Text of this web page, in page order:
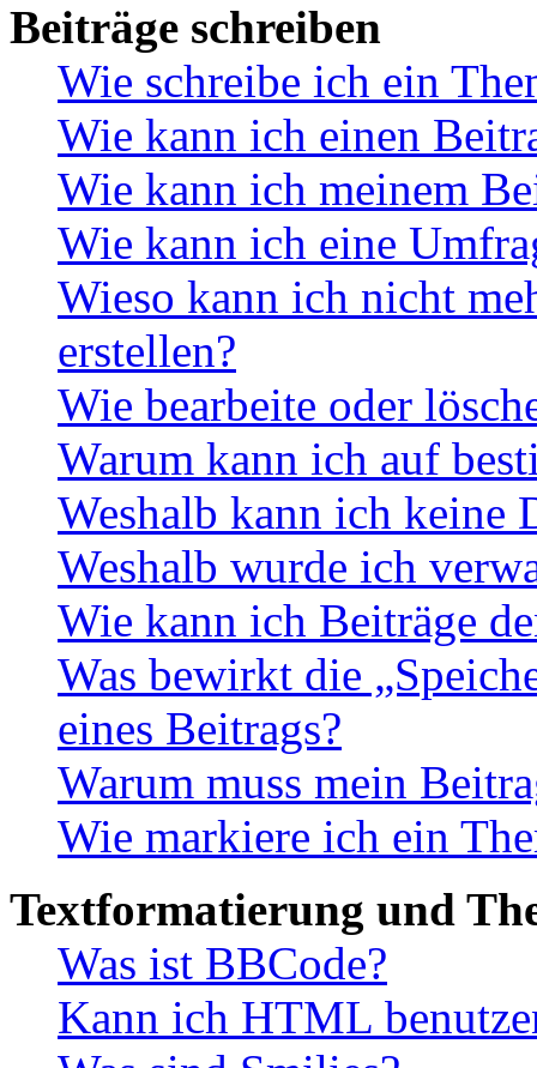
Beiträge schreiben
Wie schreibe ich ein
Wie kann ich einen
Wie kann ich meinem
Wie kann ich eine
Wieso kann ich nicht
erstellen?
Wie bearbeite oder
Warum kann ich auf
Weshalb kann ich keine
Weshalb wurde ich
Wie kann ich Beiträge
Was bewirkt die
eines Beitrags?
Warum muss mein
Wie markiere ich ein
Textformatierung und
Was ist BBCode?
Kann ich HTML